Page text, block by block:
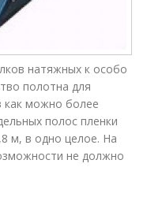
натяжных к особо
полотна для
как можно более
полос пленки
м, в одно целое. На
не должно